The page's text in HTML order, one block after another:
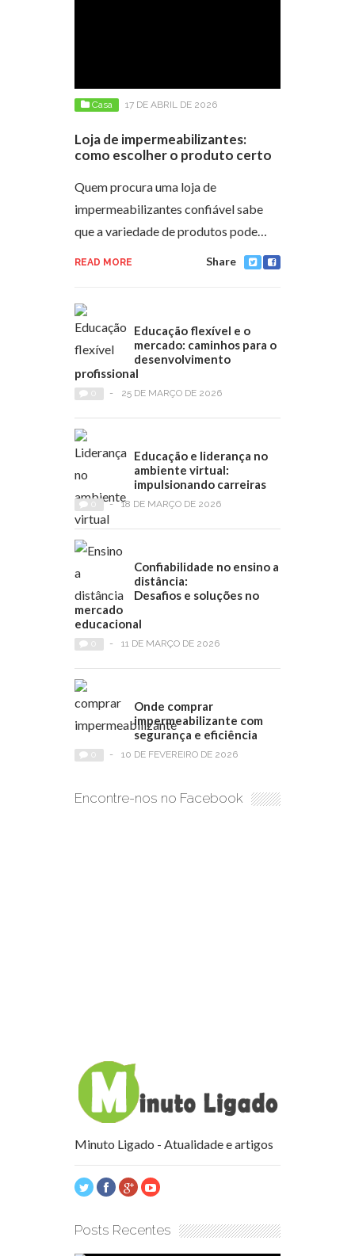
Casa 17 DE ABRIL DE 2026
Loja de impermeabilizantes:
como escolher o produto certo
Quem procura uma loja de
impermeabilizantes confiável sabe
que a variedade de produtos pode…
READ MORE Share
Educação flexível e o
mercado: caminhos para o
desenvolvimento
profissional
- 25 DE MARÇO DE 2026
Educação e liderança no
ambiente virtual:
impulsionando carreiras
- 18 DE MARÇO DE 2026
Confiabilidade no ensino a
distância:
Desafios e soluções no
mercado
educacional
- 11 DE MARÇO DE 2026
Onde comprar
impermeabilizante com
segurança e eficiência
- 10 DE FEVEREIRO DE 2026
Encontre-nos no Facebook
Minuto Ligado - Atualidade e artigos
Posts Recentes